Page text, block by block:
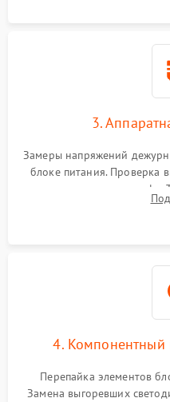
3.
Замеры напряжений
блоке питания. Проверка
помощью осциллографа.
светодиодных
4.
Перепайка элементов
Замена выгоревших